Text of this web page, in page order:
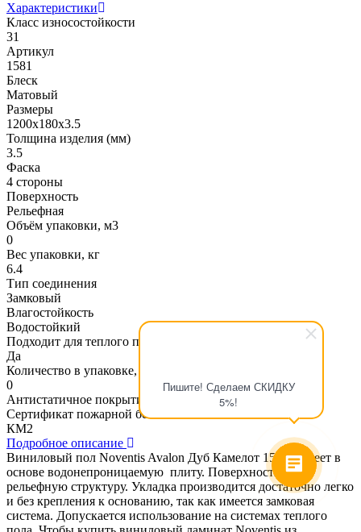
Пишите! Сделаем СКИДКУ
5%!
Характеристики
Класс износостойкости
31
Артикул
1581
Блеск
Матовый
Размеры
1200x180x3.5
Толщина изделия (мм)
3.5
Фаска
4 стороны
Поверхность
Рельефная
Объём упаковки, м3
0
Вес упаковки, кг
6.4
Тип соединения
Замковый
Влагостойкость
Водостойкий
Подходит для теплого пола
Да
Количество в упаковке, шт
0
Антистатичное покрытие
Сертификат пожарной безопасности
КМ2
Подробное описание
Виниловый пол Noventis Avalon Дуб Камелот 1581 - имеет в
основе водонепроницаемую плиту. Поверхность имеет
рельефную структуру. Укладка производится достаточно легко
и без крепления к основанию, так как имеется замковая
система. Допускается использование на системах теплого